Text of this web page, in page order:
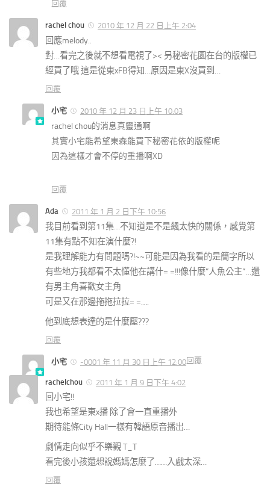
回覆
rachel chou 2010 年 12 月 22 日上午 2:04
回應melody..
對…看完之後就不想看電視了>< 另秘密花園在台的版權已
經買了哦 這是從東xFB得知…原因是東X沒買到…
回覆
小宅 2010 年 12 月 23 日上午 10:03
rachel chou的消息真靈通啊
其實小宅能希望東森能買下秘密花依的版權呢
因為這樣才會不停的重播啊XD
回覆
Ada 2011 年 1 月 2 日下午 10:56
我目前看到第11集…不知道是不是飆太快的關係，感覺第
11集有點不知在演什麼?!
是我理解能力有問題嗎?!~~可能是因為我看的是簡字所以
有些地方我都看不太懂他在講什= =!!!像什麼”人魚公主”…還
有男主角喜歡女主角
可是又在那邊拖拖拉拉= =….
他到底想表達的是什麼壓???
回覆
小宅 -0001 年 11 月 30 日上午 12:00回覆
rachelchou 2011 年 1 月 9 日下午 4:02
回小宅!!
我也希望是東x播 除了會一直重播外
期待能條City Hall一樣有韓語原音播出…
劇情走向似乎不樂觀 T_T
看完後小孩還想說媽媽怎麼了……入戲太深…
回覆